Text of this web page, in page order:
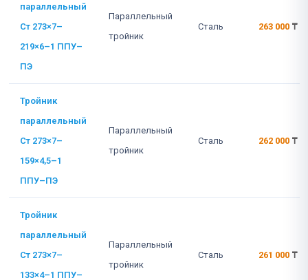
параллельный
Ст 273×7–
219×6–1 ППУ–
ПЭ
Параллельный
тройник
Сталь 263 000 ₸
Тройник
параллельный
Ст 273×7–
159×4,5–1
ППУ–ПЭ
Параллельный
тройник
Сталь 262 000 ₸
Тройник
параллельный
Ст 273×7–
133×4–1 ППУ–
Параллельный
тройник
Сталь 261 000 ₸